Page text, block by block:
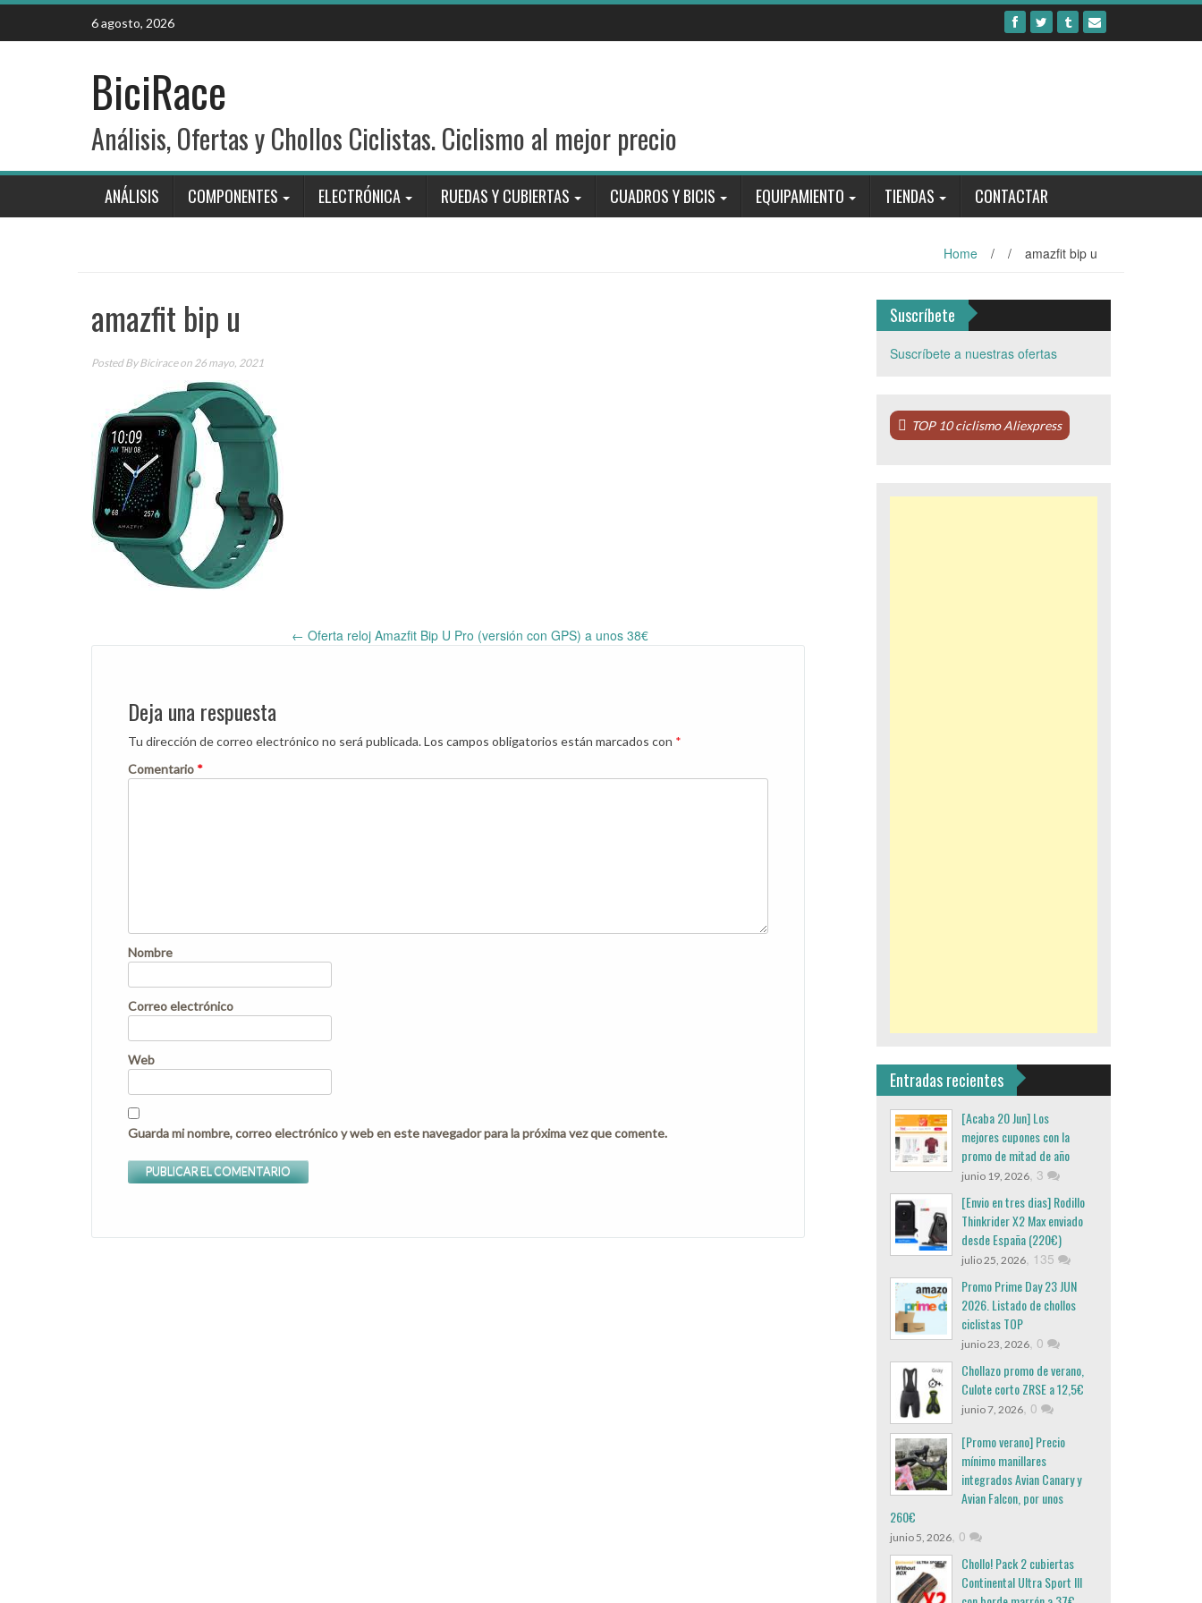
Skip
content
6 agosto, 2026
BiciRace
Análisis, Ofertas y Chollos Ciclistas. Ciclismo al mejor precio
ANÁLISIS COMPONENTES ELECTRÓNICA RUEDAS Y CUBIERTAS CUADROS Y BICIS EQUIPAMIENTO TIENDAS CONTACTAR
Home / / amazfit bip u
amazfit bip u
Posted ByBiciraceon 26 mayo, 2021
Post
navigation
← Oferta reloj Amazfit Bip U Pro (versión con GPS) a unos 38€
Deja una respuesta
Tu dirección de correo electrónico no será publicada.Los campos obligatorios están marcados con *
Comentario *
Nombre
Correo electrónico
Web
Guarda mi nombre, correo electrónico y web en este navegador para la próxima vez que comente.
Suscríbete
Suscríbete a nuestras ofertas
TOP 10 ciclismo Aliexpress
Entradas recientes
[Acaba 20 Jun] Los
mejores cupones con la
promo de mitad de año
junio 19, 2026, 3
[Envio en tres dias] Rodillo
Thinkrider X2 Max enviado
desde España (220€)
julio 25, 2026, 135
Promo Prime Day 23 JUN
2026. Listado de chollos
ciclistas TOP
junio 23, 2026, 0
Chollazo promo de verano,
Culote corto ZRSE a 12,5€
junio 7, 2026, 0
[Promo verano] Precio
mínimo manillares
integrados Avian Canary y
Avian Falcon, por unos
260€
junio 5, 2026, 0
Chollo! Pack 2 cubiertas
Continental Ultra Sport III